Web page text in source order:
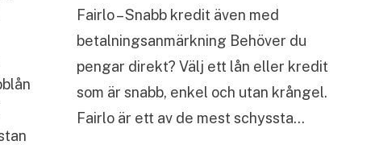
Fairlo – Snabb kredit även med
betalningsanmärkning Behöver du
pengar direkt? Välj ett lån eller kredit
som är snabb, enkel och utan krångel.
Fairlo är ett av de mest schyssta…